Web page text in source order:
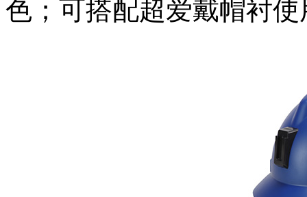
色；可搭配超爱戴帽衬使